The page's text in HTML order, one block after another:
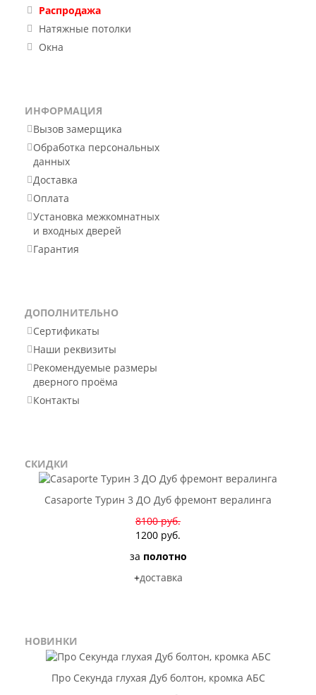
Распродажа
Натяжные потолки
Окна
ИНФОРМАЦИЯ
Вызов замерщика
Обработка персональных
данных
Доставка
Оплата
Установка межкомнатных
и входных дверей
Гарантия
ДОПОЛНИТЕЛЬНО
Сертификаты
Наши реквизиты
Рекомендуемые размеры
дверного проёма
Контакты
СКИДКИ
Casaporte Турин 3 ДО Дуб фремонт вералинга
8100 руб.
1200 руб.
за полотно
+доставка
НОВИНКИ
Про Секунда глухая Дуб болтон, кромка АБС